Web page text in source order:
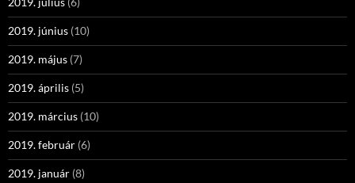
2019. június (10)
2019. május (7)
2019. április (5)
2019. március (10)
2019. február (6)
2019. január (8)